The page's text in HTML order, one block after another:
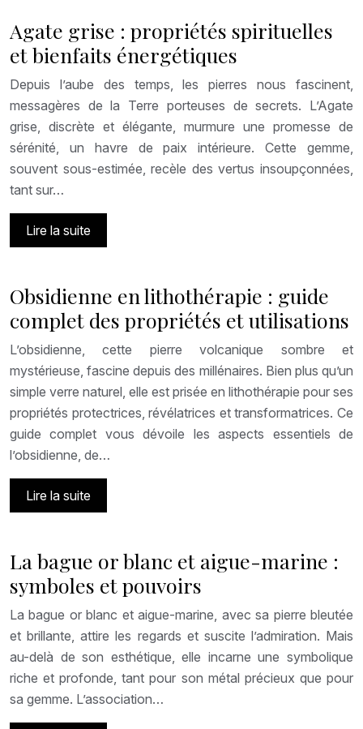
Agate grise : propriétés spirituelles
et bienfaits énergétiques
Depuis l’aube des temps, les pierres nous fascinent,
messagères de la Terre porteuses de secrets. L’Agate
grise, discrète et élégante, murmure une promesse de
sérénité, un havre de paix intérieure. Cette gemme,
souvent sous-estimée, recèle des vertus insoupçonnées,
tant sur…
Lire la suite
Obsidienne en lithothérapie : guide
complet des propriétés et utilisations
L’obsidienne, cette pierre volcanique sombre et
mystérieuse, fascine depuis des millénaires. Bien plus qu’un
simple verre naturel, elle est prisée en lithothérapie pour ses
propriétés protectrices, révélatrices et transformatrices. Ce
guide complet vous dévoile les aspects essentiels de
l’obsidienne, de…
Lire la suite
La bague or blanc et aigue-marine :
symboles et pouvoirs
La bague or blanc et aigue-marine, avec sa pierre bleutée
et brillante, attire les regards et suscite l’admiration. Mais
au-delà de son esthétique, elle incarne une symbolique
riche et profonde, tant pour son métal précieux que pour
sa gemme. L’association…